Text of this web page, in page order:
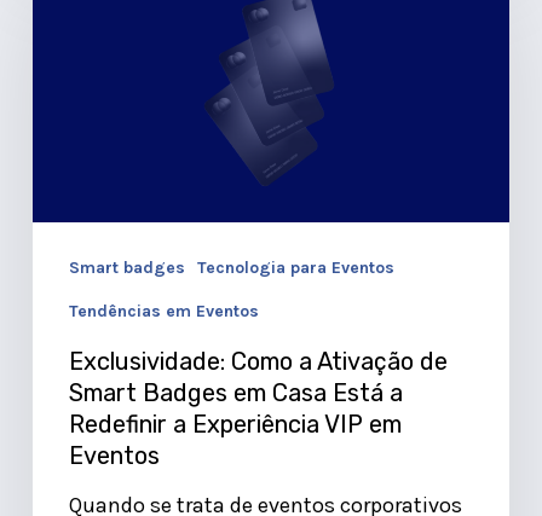
Casa
Está
Redefinir
Smart badges Tecnologia para Eventos
Tendências em Eventos
Exclusividade: Como a Ativação de
Smart Badges em Casa Está a
Redefinir a Experiência VIP em
Eventos
Quando se trata de eventos corporativos